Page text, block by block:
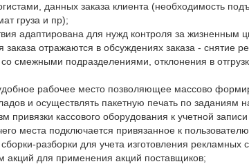
данных заказа клиента (необходимость
груза и пр);
адаптирована для нужд контроля за жизненным
заказа отражаются в обсуждениях заказа - снятие
со смежными подразделениями, отклонения в
рабочее место позволяющее массово
и осуществлять пакетную печать по заданиям
привязки кассового оборудования к учетной
места подключается привязанное к
разборки для учета изготовления рекламных
акций для применения акций поставщиков;